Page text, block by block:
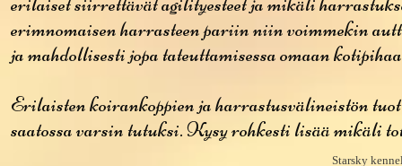
erimnomaisen harrasteen pariin niin voimmekin
ja mahdollisesti jopa tateuttamisessa omaan
Erilaisten koirankoppien ja harrastusvälineistön
saatossa varsin tutuksi. Kysy rohkesti lisää mikäli
Starsky